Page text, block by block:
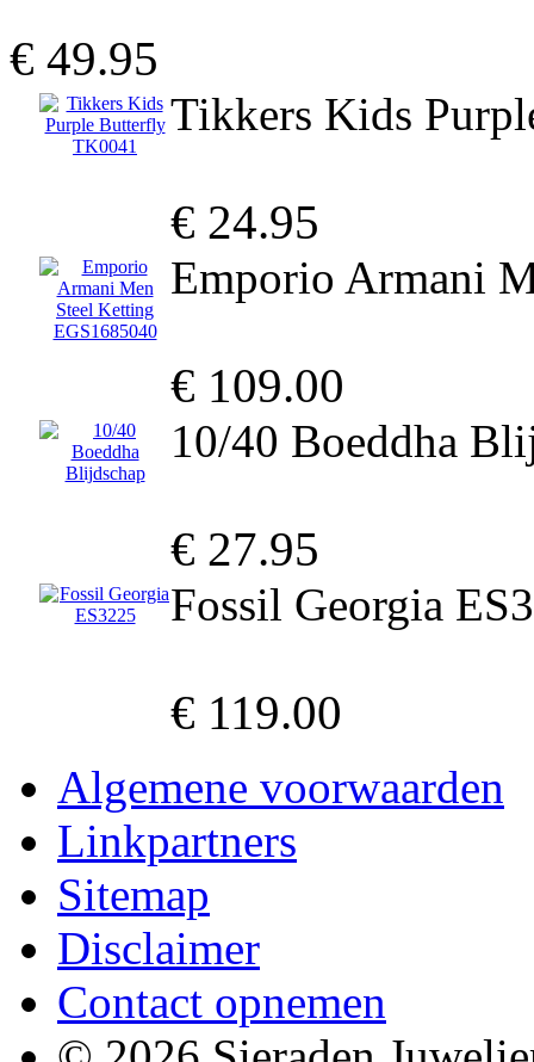
€ 49.95
Tikkers Kids
€ 24.95
Emporio Armani
€ 109.00
10/40 Boeddha
€ 27.95
Fossil Georgia
€ 119.00
Algemene voorwaarden
Linkpartners
Sitemap
Disclaimer
Contact opnemen